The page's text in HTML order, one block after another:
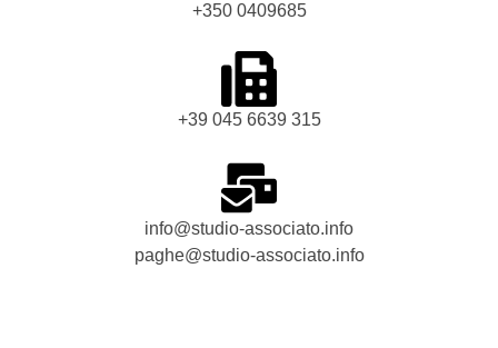
+350 0409685
+39 045 6639 315
info@studio-associato.info
paghe@studio-associato.info